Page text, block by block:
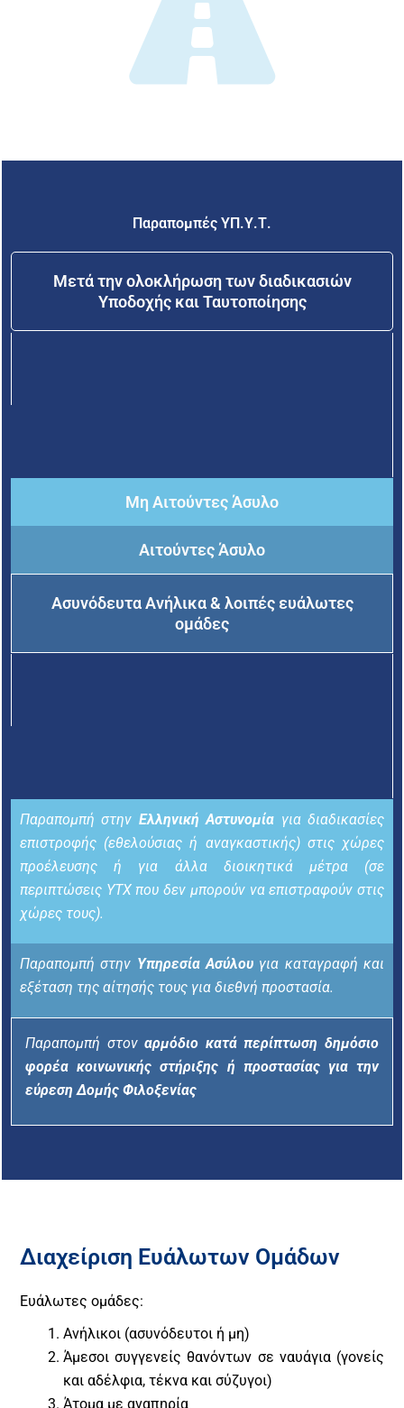
Παραπομπές ΥΠ.Υ.Τ.
Μετά την ολοκλήρωση των διαδικασιών
Υποδοχής και Ταυτοποίησης
Μη Αιτούντες Άσυλο
Αιτούντες Άσυλο
Ασυνόδευτα Ανήλικα & λοιπές ευάλωτες
ομάδες
Παραπομπή στην Ελληνική Αστυνομία για διαδικασίες
επιστροφής (εθελούσιας ή αναγκαστικής) στις χώρες
προέλευσης ή για άλλα διοικητικά μέτρα (σε
περιπτώσεις ΥΤΧ που δεν μπορούν να επιστραφούν στις
χώρες τους).
Παραπομπή στην Υπηρεσία Ασύλου για καταγραφή και
εξέταση της αίτησής τους για διεθνή προστασία.
Παραπομπή στοναρμόδιο κατά περίπτωση δημόσιο
φορέα κοινωνικής στήριξης ή προστασίας για την
εύρεση Δομής Φιλοξενίας
Διαχείριση Ευάλωτων Ομάδων
Ευάλωτες ομάδες:
Ανήλικοι (ασυνόδευτοι ή μη)
Άμεσοι συγγενείς θανόντων σε ναυάγια (γονείς
και αδέλφια, τέκνα και σύζυγοι)
Άτομα με αναπηρία